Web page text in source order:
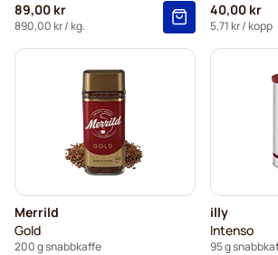
89,00 kr
890,00 kr/ kg.
40,00 kr
5,71 kr/ kopp
Merrild
Gold
200 g snabbkaffe
illy
Intenso
95 g